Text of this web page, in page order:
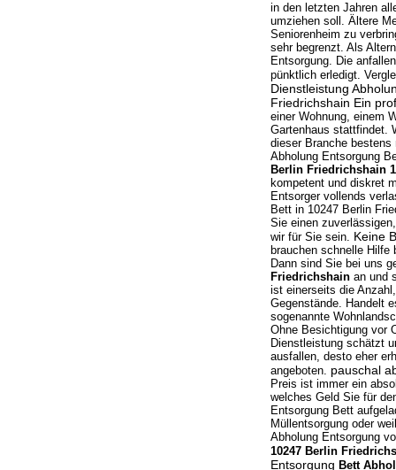
in den letzten Jahren
umziehen soll. Ältere
Seniorenheim zu
sehr begrenzt. Als
Entsorgung. Die
pünktlich erledigt.
Dienstleistung
Friedrichshain Ein
einer Wohnung, einem
Gartenhaus stattfindet.
dieser Branche
Abholung Entsorgung
Berlin Friedrichshain
kompetent und diskret
Entsorger vollends
Bett in 10247 Berlin
Sie einen
wir für Sie sein. Keine
brauchen schnelle Hilfe
Dann sind Sie bei uns
Friedrichshain an und
ist einerseits die
Gegenstände. Handelt
sogenannte
Ohne Besichtigung vor
Dienstleistung schätzt
ausfallen, desto eher
angeboten. pauschal
Preis ist immer ein
welches Geld Sie für
Entsorgung Bett
Müllentsorgung oder
Abholung Entsorgung
10247 Berlin
Entsorgung Bett